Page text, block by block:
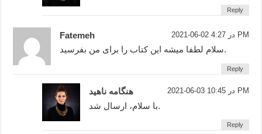
Reply
Fatemeh 2021-06-02 در 4:27 PM
سلام لطفا میشه این کتاب را برای من بفرسید.
Reply
هنگامه ناهید 2021-06-03 در 10:45 PM
با سلام، ارسال شد.
Reply